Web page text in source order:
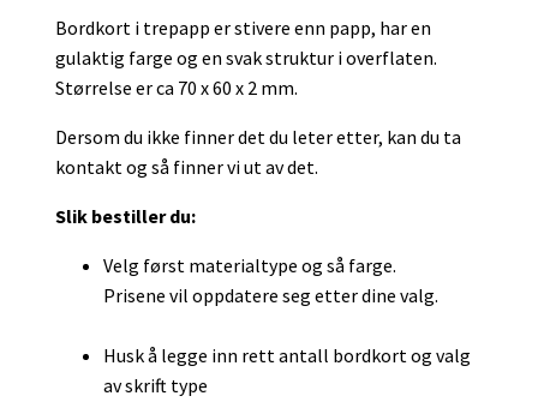
Bordkort i trepapp er stivere enn papp, har en
gulaktig farge og en svak struktur i overflaten.
Størrelse er ca 70 x 60 x 2 mm.
Dersom du ikke finner det du leter etter, kan du ta
kontakt og så finner vi ut av det.
Slik bestiller du:
Velg først materialtype og så farge.
Prisene vil oppdatere seg etter dine valg.
Husk å legge inn rett antall bordkort og valg
av skrift type